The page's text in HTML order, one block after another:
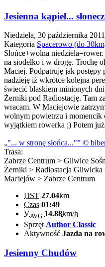
Jesienna kąpiel...
Niedziela, 30 października 2011
Kategoria Spacerowo (do
Słońce+wolna
na siodełko i w drogę. Trochę
Maciej. Podpatruję jak postępy
nadzieję iż wkrótce kolejna
świecić blaskiem minionych
Żerniki pod Radiostację. Tam
wracam. W Maciejowie
wolnym powietrzu i momencik
wyjątkiem rowerka ;) Potem
"... w stronę słońca..."
©
Trasa:
Zabrze Centrum > Gliwice
Żerniki > Radiostacja
Maciejów > Zabrze Centrum
DST 27.04km
Czas 01:49
VAVG 14.88km/h
SprzętAuthor Classic
Aktywność Jazda na
Jesienny Chudów